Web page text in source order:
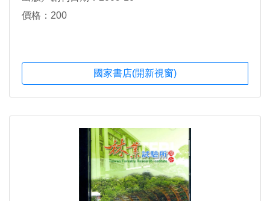
價格：200
國家書店(開新視窗)